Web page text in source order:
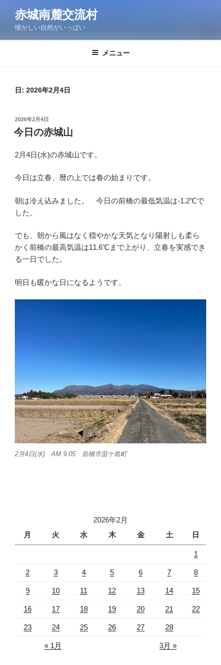
ン
赤城南麓交流村
懐かしい自然がいっぱい
メニュー
日: 2026年2月4日
投
稿
日:
2026年2月4日
今日の赤城山
2月4日(水)の赤城山です。
今日は立春、暦の上では春の始まりです。
朝は冷え込みました。 今日の前橋の最低気温は-1.2℃で
した。
でも、朝から風はなく穏やかな天気となり陽射しも柔ら
かく前橋の最高気温は11.6℃まで上がり、立春を実感でき
る一日でした。
明日も暖かな日になるようです。
2月4日(水) AM 9:05 前橋市苗ケ島町
2026年2月
月
火 水 木 金 土 日
1
2 3 4 5 6 7 8
9 10 11 12 13 14 15
16 17 18 19 20 21 22
23 24 25 26 27 28
« 1月 3月 »